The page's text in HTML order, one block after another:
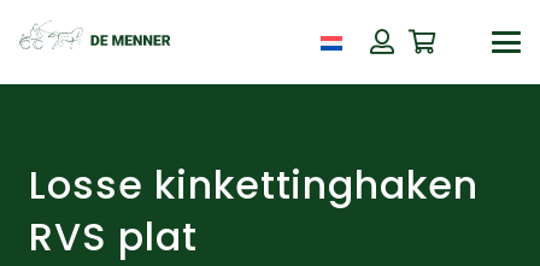
Losse kinkettinghaken
RVS plat